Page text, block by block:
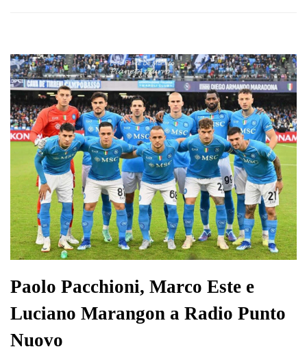
Paolo Pacchioni, Marco Este e
Luciano Marangon a Radio Punto
Nuovo